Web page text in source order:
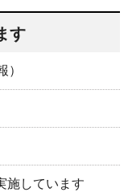
す
）
施しています